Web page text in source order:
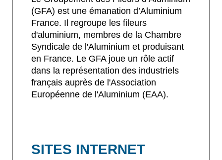
(GFA) est une émanation d’Aluminium
France. Il regroupe les fileurs
d'aluminium, membres de la Chambre
Syndicale de l'Aluminium et produisant
en France. Le GFA joue un rôle actif
dans la représentation des industriels
français auprès de l'Association
Européenne de l'Aluminium (EAA).
SITES INTERNET